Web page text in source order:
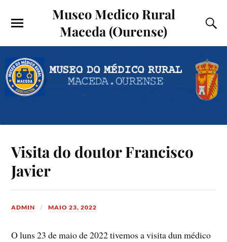
Museo Medico Rural
Maceda (Ourense)
Visita do doutor Francisco
Javier
ADMIN MAIO 23, 2022
O luns 23 de maio de 2022 tivemos a visita dun médico